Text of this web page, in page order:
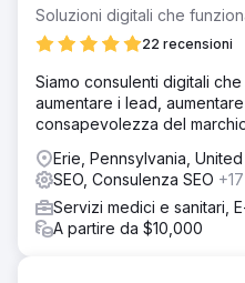
Soluzioni digitali che
22 recensioni
Siamo consulenti digitali
aumentare i lead,
consapevolezza del
Erie, Pennsylvania,
SEO, Consulenza SEO +17
Servizi medici e sanitari,
A partire da $10,000